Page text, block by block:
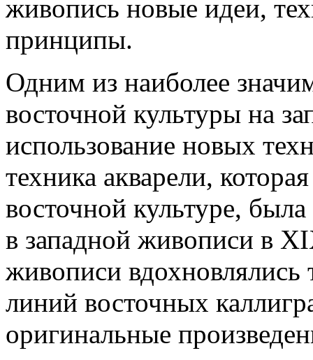
живопись новые идеи,
принципы.
Одним из наиболее
восточной культуры на
использование новых
техника акварели,
восточной культуре,
в западной живописи в
живописи вдохновлялись
линий восточных
оригинальные